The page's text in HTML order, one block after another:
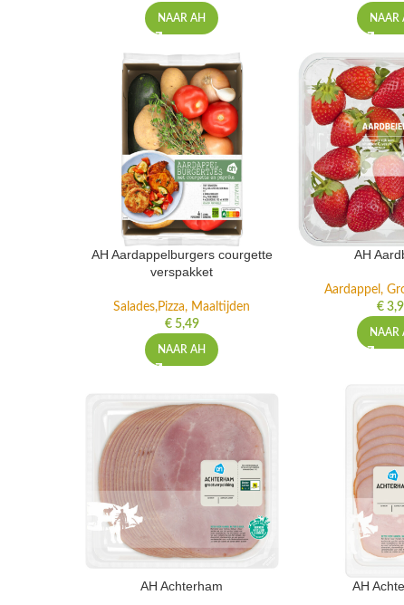
NAAR AH NAAR
AH Aardappelburgers courgette
verspakket
Salades,Pizza, Maaltijden
€5,49
NAAR AH
AH
Aardappel,
€
NAAR
AH Achterham AH